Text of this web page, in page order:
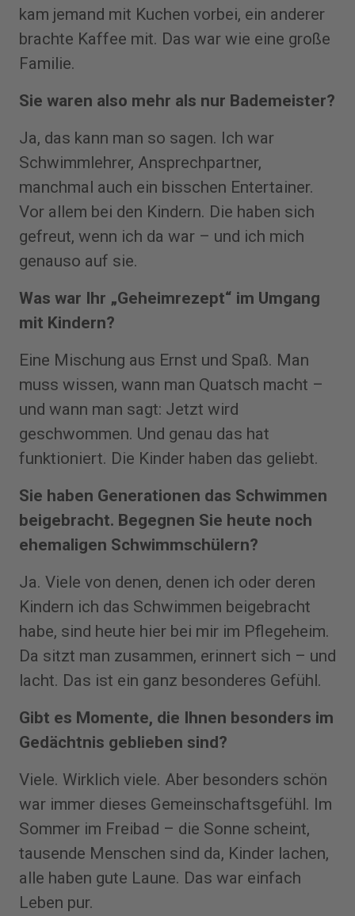
kam jemand mit Kuchen vorbei, ein anderer
brachte Kaffee mit. Das war wie eine große
Familie.
Sie waren also mehr als nur Bademeister?
Ja, das kann man so sagen. Ich war
Schwimmlehrer, Ansprechpartner,
manchmal auch ein bisschen Entertainer.
Vor allem bei den Kindern. Die haben sich
gefreut, wenn ich da war – und ich mich
genauso auf sie.
Was war Ihr „Geheimrezept“ im Umgang
mit Kindern?
Eine Mischung aus Ernst und Spaß. Man
muss wissen, wann man Quatsch macht –
und wann man sagt: Jetzt wird
geschwommen. Und genau das hat
funktioniert. Die Kinder haben das geliebt.
Sie haben Generationen das Schwimmen
beigebracht. Begegnen Sie heute noch
ehemaligen Schwimmschülern?
Ja. Viele von denen, denen ich oder deren
Kindern ich das Schwimmen beigebracht
habe, sind heute hier bei mir im Pflegeheim.
Da sitzt man zusammen, erinnert sich – und
lacht. Das ist ein ganz besonderes Gefühl.
Gibt es Momente, die Ihnen besonders im
Gedächtnis geblieben sind?
Viele. Wirklich viele. Aber besonders schön
war immer dieses Gemeinschaftsgefühl. Im
Sommer im Freibad – die Sonne scheint,
tausende Menschen sind da, Kinder lachen,
alle haben gute Laune. Das war einfach
Leben pur.